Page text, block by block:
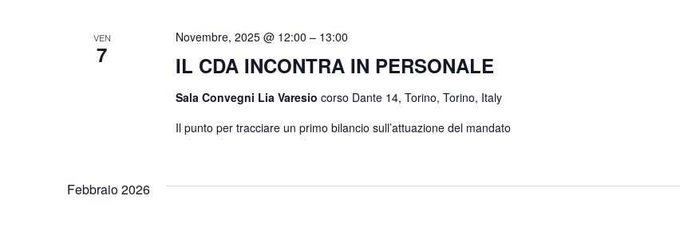
VEN
7 IL CDA INCONTRA IN PERSONALE
Novembre, 2025 @ 12:00 – 13:00
Sala Convegni Lia Varesio corso Dante 14, Torino, Torino, Italy
Il punto per tracciare un primo bilancio sull’attuazione del mandato
Febbraio 2026